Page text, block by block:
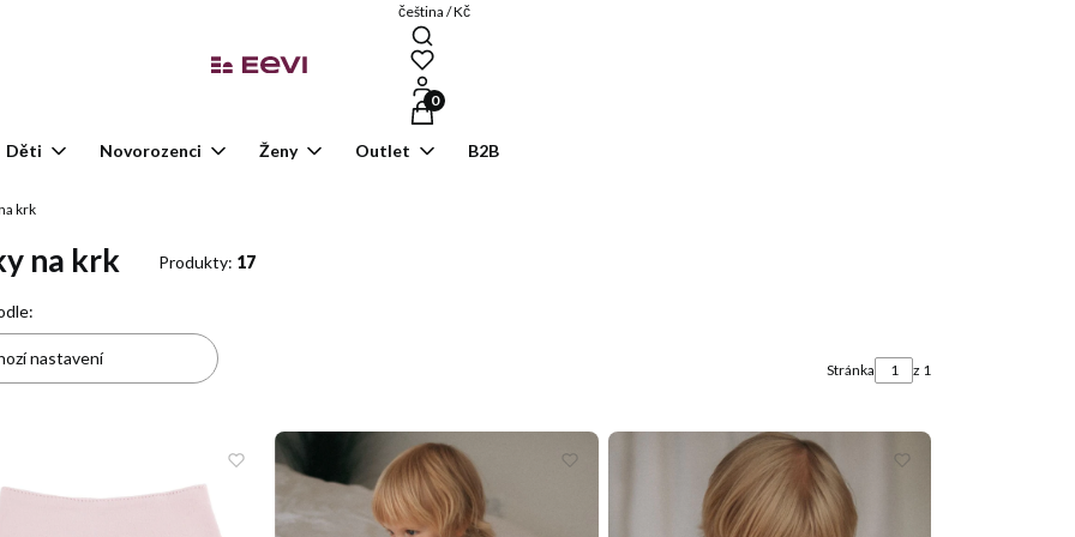
čeština / Kč
Produkty v košíku: 0. Zobrazit podrobnosti
Děti Novorozenci Ženy Outlet B2B
krk
na krk Produkty: 17
produktů
nastavení
Stránka z 1